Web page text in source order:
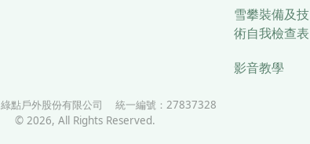
雪攀裝備及技
術自我檢查表
影音教學
綠點戶外股份有限公司 統一編號： 27837328
© 2026, All Rights Reserved.